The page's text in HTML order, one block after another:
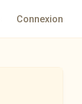
Connexion